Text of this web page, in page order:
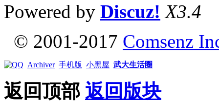
Powered by Discuz! X3.4
© 2001-2017 Comsenz
Archiver 手机版 小黑屋 武大生活圈
返回顶部 返回版块